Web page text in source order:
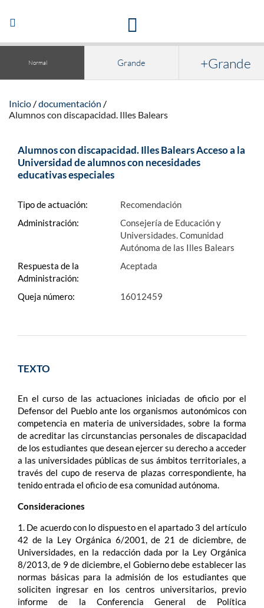
Abrir/Cerrar
navegación
Normal Grande +Grande
Inicio
documentación
Alumnos con discapacidad. Illes Balears
Alumnos con discapacidad. Illes Balears Acceso a la
Universidad de alumnos con necesidades
educativas especiales
Tipo de actuación:
Recomendación
Administración:
Consejería de Educación y
Universidades. Comunidad
Autónoma de las Illes Balears
Respuesta de la
Administración:
Aceptada
Queja número: 16012459
TEXTO
En el curso de las actuaciones iniciadas de oficio por el
Defensor del Pueblo ante los organismos autonómicos con
competencia en materia de universidades, sobre la forma
de acreditar las circunstancias personales de discapacidad
de los estudiantes que desean ejercer su derecho a acceder
a las universidades públicas de sus ámbitos territoriales, a
través del cupo de reserva de plazas correspondiente, ha
tenido entrada el oficio de esa comunidad autónoma.
Consideraciones
1. De acuerdo con lo dispuesto en el apartado 3 del artículo
42 de la Ley Orgánica 6/2001, de 21 de diciembre, de
Universidades, en la redacción dada por la Ley Orgánica
8/2013, de 9 de diciembre, el Gobierno debe establecer las
normas básicas para la admisión de los estudiantes que
soliciten ingresar en los centros universitarios, previo
informe de la Conferencia General de Política